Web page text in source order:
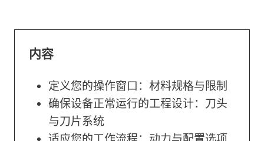
内容
定义您的操作窗口：材料规格与限制
确保设备正常运行的工程设计：刀头
与刀片系统